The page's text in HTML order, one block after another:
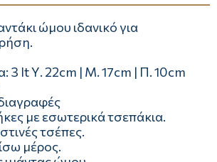
ώμου ιδανικό για
3 lt Υ. 22cm | Μ. 17cm | Π. 10cm
με εσωτερικά τσεπάκια.
τσέπες.
μέρος.